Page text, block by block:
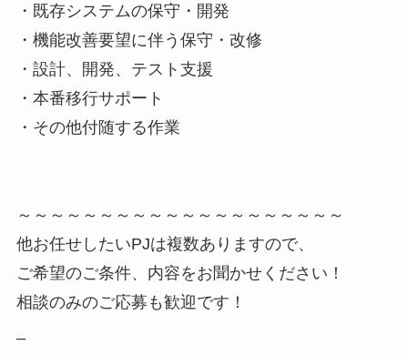
・既存システムの保守・開発
・機能改善要望に伴う保守・改修
・設計、開発、テスト支援
・本番移行サポート
・その他付随する作業
～～～～～～～～～～～～～～～～～～～～
他お任せしたいPJは複数ありますので、
ご希望のご条件、内容をお聞かせください！
相談のみのご応募も歓迎です！